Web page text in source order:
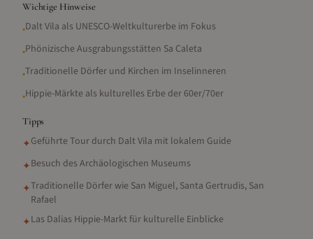
Wichtige Hinweise
•Dalt Vila als UNESCO-Weltkulturerbe im Fokus
•Phönizische Ausgrabungsstätten Sa Caleta
•Traditionelle Dörfer und Kirchen im Inselinneren
•Hippie-Märkte als kulturelles Erbe der 60er/70er
Tipps
✦Geführte Tour durch Dalt Vila mit lokalem Guide
✦Besuch des Archäologischen Museums
✦Traditionelle Dörfer wie San Miguel, Santa Gertrudis, San
Rafael
✦Las Dalias Hippie-Markt für kulturelle Einblicke